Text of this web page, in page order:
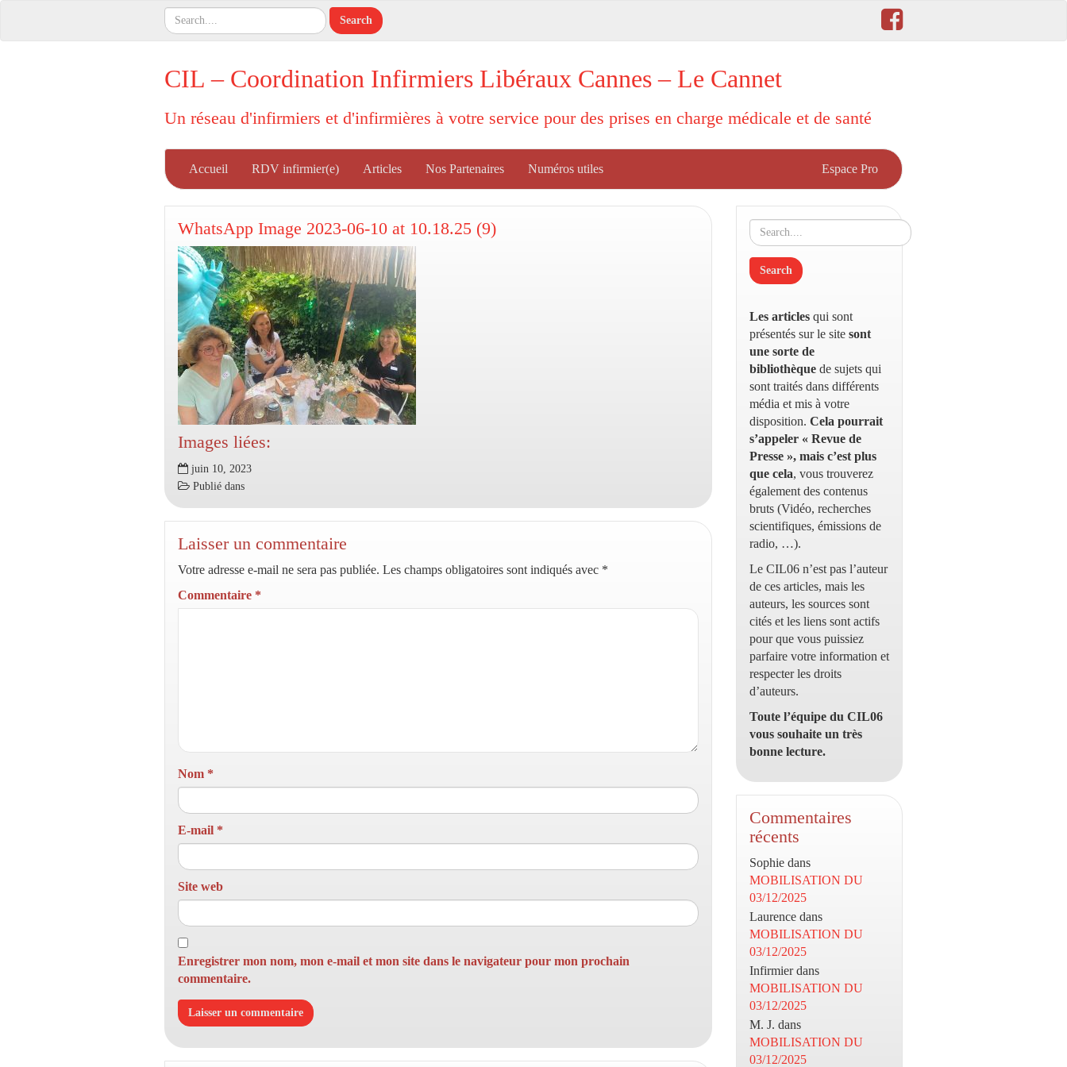
CIL – Coordination Infirmiers Libéraux Cannes – Le Cannet
Un réseau d'infirmiers et d'infirmières à votre service pour des prises en charge médicale et de santé
Accueil RDV infirmier(e) Articles Nos Partenaires Numéros utiles Espace Pro
WhatsApp Image 2023-06-10 at 10.18.25 (9)
Images liées:
juin 10, 2023
Publié dans
Laisser un commentaire
Votre adresse e-mail ne sera pas publiée. Les champs obligatoires sont indiqués avec *
Commentaire *
Nom *
E-mail *
Site web
Enregistrer mon nom, mon e-mail et mon site dans le navigateur pour mon prochain
commentaire.
Les articles qui sont
présentés sur le site sont
une sorte de
bibliothèque de sujets qui
sont traités dans différents
média et mis à votre
disposition. Cela pourrait
s’appeler « Revue de
Presse », mais c’est plus
que cela, vous trouverez
également des contenus
bruts (Vidéo, recherches
scientifiques, émissions de
radio, …).
Le CIL06 n’est pas l’auteur
de ces articles, mais les
auteurs, les sources sont
cités et les liens sont actifs
pour que vous puissiez
parfaire votre information et
respecter les droits
d’auteurs.
Toute l’équipe du CIL06
vous souhaite un très
bonne lecture.
Commentaires
récents
Sophie dans
MOBILISATION DU
03/12/2025
Laurence dans
MOBILISATION DU
03/12/2025
Infirmierdans
MOBILISATION DU
03/12/2025
M. J. dans
MOBILISATION DU
03/12/2025